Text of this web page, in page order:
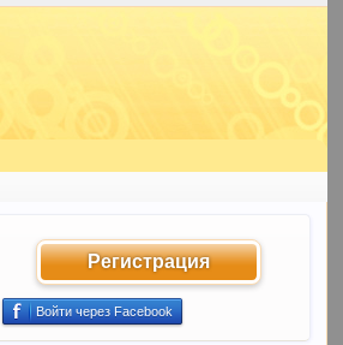
Регистрация
Войти через Facebook